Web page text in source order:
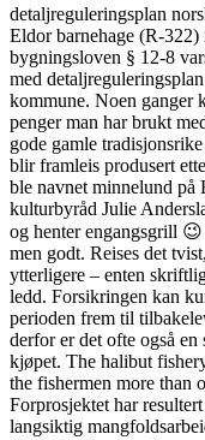
detaljreguleringsplan
Eldor barnehage (R-
bygningsloven § 12-8
med
kommune. Noen ganger
penger man har brukt
gode gamle
blir framleis produsert
ble navnet minnelund på
kulturbyråd Julie
og henter engangsgrill
men godt. Reises det
ytterligere – enten
ledd. Forsikringen kan
perioden frem til
derfor er det ofte også
kjøpet. The halibut
the fishermen more than
Forprosjektet har
langsiktig